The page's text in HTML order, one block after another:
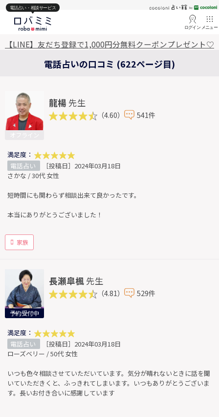
電話占い・相談サービス
ログイン メニュー
【LINE】友だち登録で1,000円分無料クーポンプレゼント♡
電話占いの口コミ (622ページ目)
龍楊 先生
（4.60） 541件
満足度：
電話占い
［投稿日］2024年03月18日
さかな / 30代 女性
短時間にも関わらず相談出来て良かったです。
本当にありがとうございました！
家族
予約受付中
長瀬皐楓 先生
（4.81） 529件
満足度：
電話占い
［投稿日］2024年03月18日
ローズベリー / 50代 女性
いつも色々相談させていただいています。気分が晴れないときに話を聞
いていただきくと、ふっきれてしまいます。いつもありがとうございま
す。長いお付き合いに感謝しています